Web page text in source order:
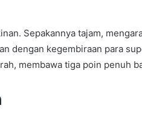
Sepakannya tajam,
dengan kegembiraan para
membawa tiga poin penuh